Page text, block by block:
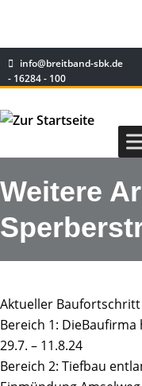
info@breitband-sbk.de
- 16284 - 100
Weitere
Aktueller Baufortschritt
Bereich 1:
29.7. – 11.8.24
Bereich 2: Tiefbau